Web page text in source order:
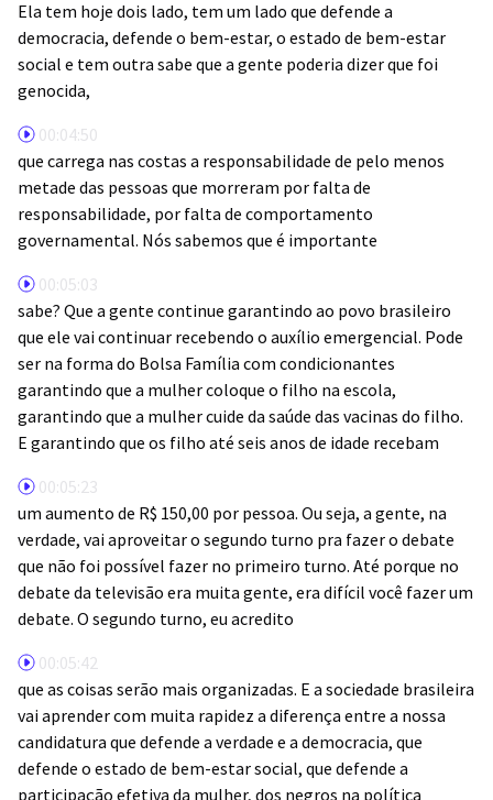
Ela tem hoje dois lado, tem um lado que defende a
democracia, defende o bem-estar, o estado de bem-estar
social e tem outra sabe que a gente poderia dizer que foi
genocida,
00:04:50
que carrega nas costas a responsabilidade de pelo menos
metade das pessoas que morreram por falta de
responsabilidade, por falta de comportamento
governamental. Nós sabemos que é importante
00:05:03
sabe? Que a gente continue garantindo ao povo brasileiro
que ele vai continuar recebendo o auxílio emergencial. Pode
ser na forma do Bolsa Família com condicionantes
garantindo que a mulher coloque o filho na escola,
garantindo que a mulher cuide da saúde das vacinas do filho.
E garantindo que os filho até seis anos de idade recebam
00:05:23
um aumento de R$ 150,00 por pessoa. Ou seja, a gente, na
verdade, vai aproveitar o segundo turno pra fazer o debate
que não foi possível fazer no primeiro turno. Até porque no
debate da televisão era muita gente, era difícil você fazer um
debate. O segundo turno, eu acredito
00:05:42
que as coisas serão mais organizadas. E a sociedade brasileira
vai aprender com muita rapidez a diferença entre a nossa
candidatura que defende a verdade e a democracia, que
defende o estado de bem-estar social, que defende a
participação efetiva da mulher, dos negros na política